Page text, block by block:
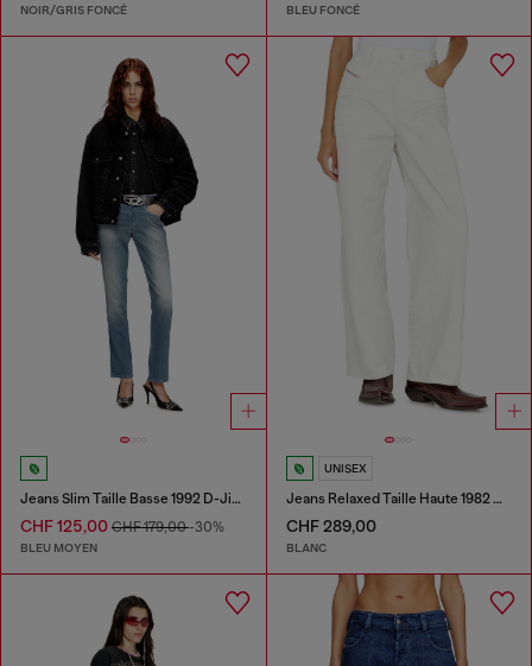
NOIR/GRIS FONCÉ BLEU FONCÉ
Jeans Slim Taille Basse 1992 D-Jiann
CHF 125,00 CHF 179,00-30%
BLEU MOYEN
UNISEX
Jeans Relaxed Taille Haute 1982 D-Hakou
CHF 289,00
BLANC